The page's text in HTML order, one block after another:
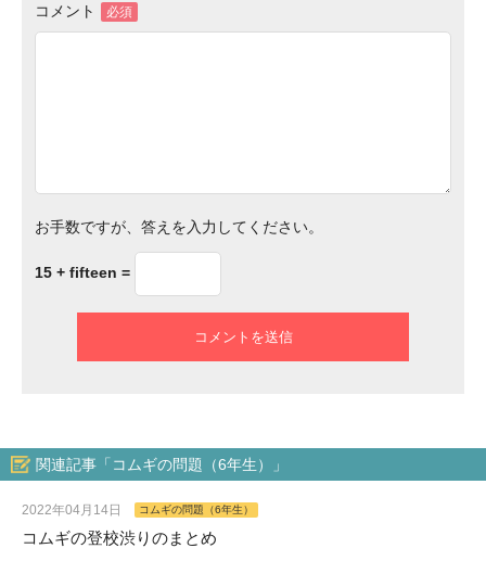
コメント 必須
お手数ですが、答えを入力してください。
15 + fifteen =
関連記事「コムギの問題（6年生）」
2022年04月14日 コムギの問題（6年生）
コムギの登校渋りのまとめ